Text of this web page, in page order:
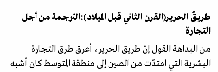
طريقُ الحرير(القرن الثاني قبل الميلاد):الترجمة من أجل
التجارة
من البداهة القول إنّ طريق الحرير، أعرق طرق التجارة
البشرية التي امتدّت من الصين إلى منطقة المتوسط كان أشبه